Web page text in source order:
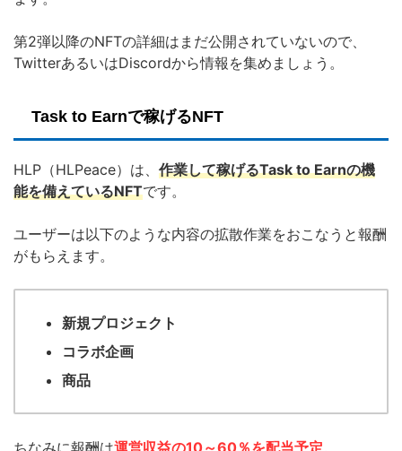
第2弾以降のNFTの詳細はまだ公開されていないので、
TwitterあるいはDiscordから情報を集めましょう。
Task to Earnで稼げるNFT
HLP（HLPeace）は、 作業して稼げるTask to Earnの機
能を備えているNFTです。
ユーザーは以下のような内容の拡散作業をおこなうと報酬
がもらえます。
新規プロジェクト
コラボ企画
商品